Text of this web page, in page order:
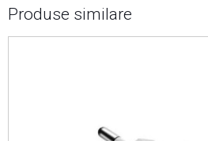
Produse similare